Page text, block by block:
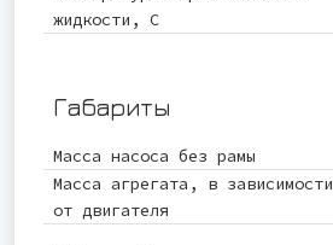
жидкости, С
Габариты
Масса насоса без рамы
Масса агрегата, в зависимости
от двигателя